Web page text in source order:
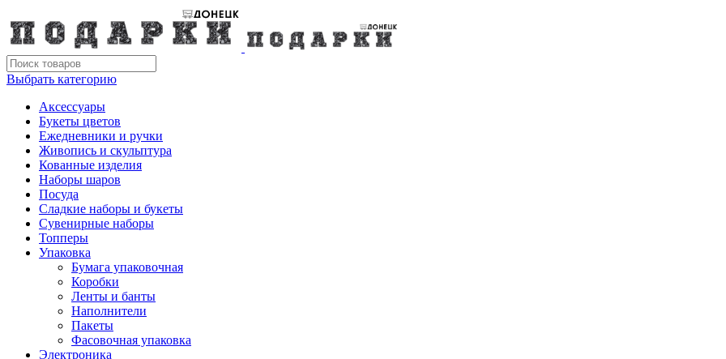
Выбрать категорию
Аксессуары
Букеты цветов
Ежедневники и ручки
Живопись и скульптура
Кованные изделия
Наборы шаров
Посуда
Сладкие наборы и букеты
Сувенирные наборы
Топперы
Упаковка
Бумага упаковочная
Коробки
Ленты и банты
Наполнители
Пакеты
Фасовочная упаковка
Электроника